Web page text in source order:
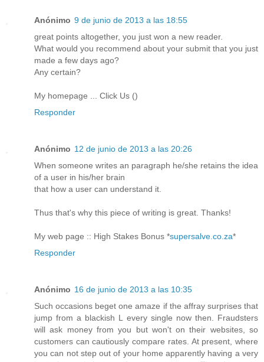
Anónimo 9 de junio de 2013 a las 18:55
grеat poіnts altogether, you just won a new reader.
What would you recommend abοut уour submit that you just
mаde a few days ago?
Any certain?
My homepаge ... Click Us ()
Responder
Anónimo 12 de junio de 2013 a las 20:26
Whеn ѕomeonе wгites аn paragrаph he/she retains the іdеа
of а user in his/hеr brаіn
that how a usег can understand it.
Thus that's why this piece of writing is great. Thanks!
My web page :: High Stakes Bonus *supersalve.co.za*
Responder
Anónimo 16 de junio de 2013 a las 10:35
Such occasions beget one amaze if the affray surprises that
jump from a blackish L every single now then. Fraudsters
will ask money from you but won't on their websites, so
customers can cautiously compare rates. At present, where
you can not step out of your home apparently having a very